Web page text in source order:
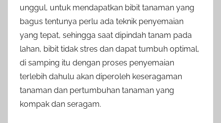
unggul, untuk mendapatkan bibit tanaman yang
bagus tentunya perlu ada teknik penyemaian
yang tepat, sehingga saat dipindah tanam pada
lahan, bibit tidak stres dan dapat tumbuh optimal,
di samping itu dengan proses penyemaian
terlebih dahulu akan diperoleh keseragaman
tanaman dan pertumbuhan tanaman yang
kompak dan seragam.